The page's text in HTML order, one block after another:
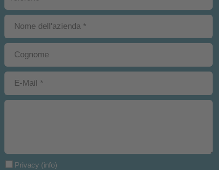
Privacy (info)